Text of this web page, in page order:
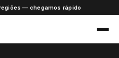
— chegamos rápido